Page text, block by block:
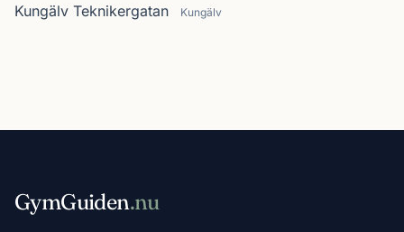
Kungälv Teknikergatan Kungälv
GymGuiden.nu